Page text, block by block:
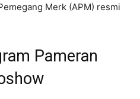
Merk (APM) resmi
Pameran